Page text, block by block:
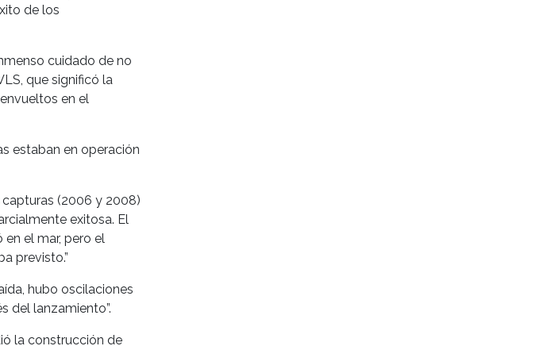
de los
cuidado de no
que significó la
en el
estaban en operación
capturas (2006 y 2008)
exitosa. El
el mar, pero el
previsto.”
hubo oscilaciones
del lanzamiento”.
la construcción de